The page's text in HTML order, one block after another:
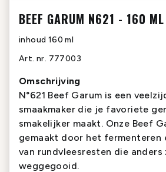
BEEF GARUM N621 - 160 ML
inhoud 160 ml
Art. nr. 777003
Omschrijving
N°621 Beef Garum is een
smaakmaker die je favoriete
smakelijker maakt. Onze Beef
gemaakt door het fermenteren
van rundvleesresten die anders
weggegooid.